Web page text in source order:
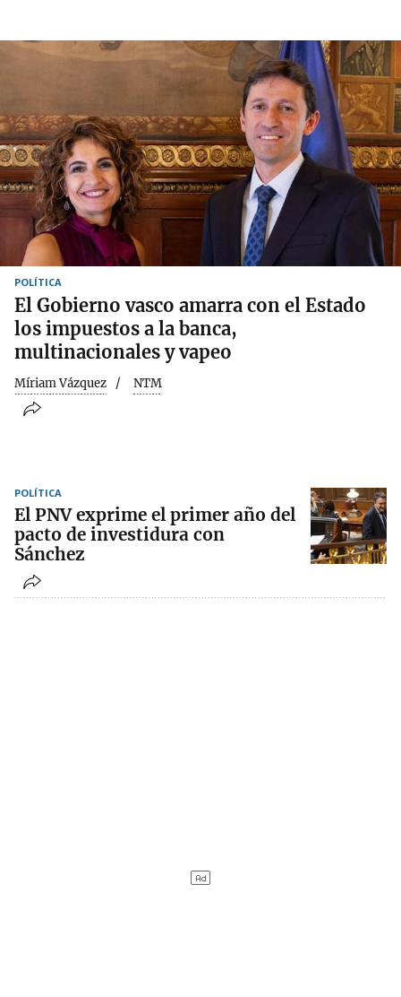
POLÍTICA
El Gobierno vasco amarra con el Estado
los impuestos a la banca,
multinacionales y vapeo
Míriam Vázquez NTM
POLÍTICA
El PNV exprime el primer año del
pacto de investidura con
Sánchez